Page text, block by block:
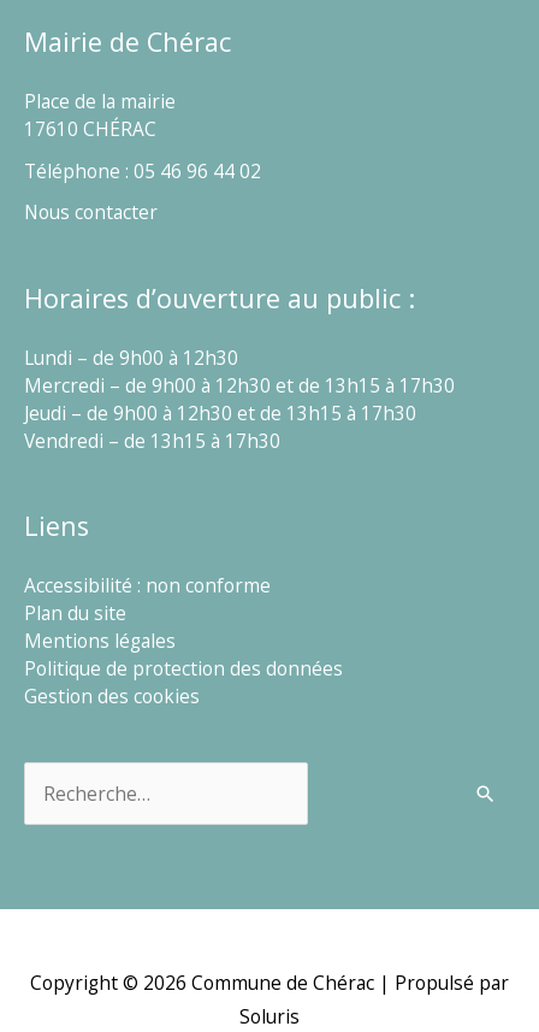
Mairie de Chérac
Place de la mairie
17610 CHÉRAC
Téléphone : 05 46 96 44 02
Nous contacter
Horaires d’ouverture au public :
Lundi – de 9h00 à 12h30
Mercredi – de 9h00 à 12h30 et de 13h15 à 17h30
Jeudi – de 9h00 à 12h30 et de 13h15 à 17h30
Vendredi – de 13h15 à 17h30
Liens
Accessibilité : non conforme
Plan du site
Mentions légales
Politique de protection des données
Gestion des cookies
Copyright © 2026 Commune de Chérac | Propulsé par
Soluris